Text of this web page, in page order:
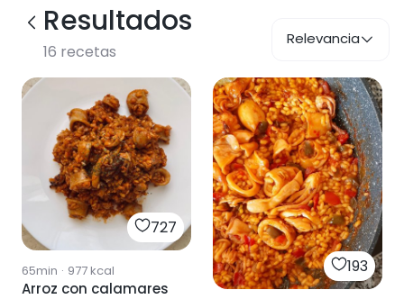
Resultados
16 recetas
Relevancia
727
65min · 977kcal
Arroz con calamares
193